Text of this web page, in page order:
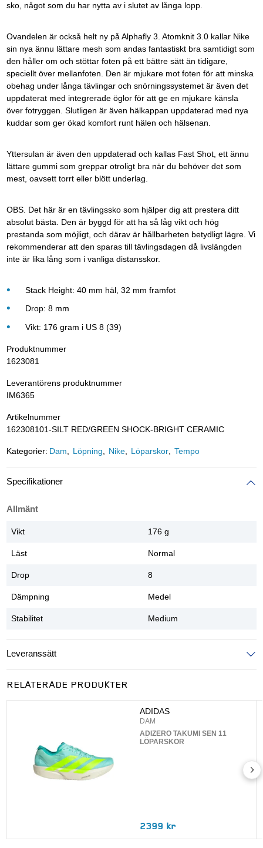
sko, något som du har nytta av i slutet av långa lopp.
Ovandelen är också helt ny på Alphafly 3. Atomknit 3.0 kallar Nike
sin nya ännu lättare mesh som andas fantastiskt bra samtidigt som
den håller om och stöttar foten på ett bättre sätt än tidigare,
speciellt över mellanfoten. Den är mjukare mot foten för att minska
obehag under långa tävlingar och snörningssystemet är även det
uppdaterat med integrerade öglor för att ge en mjukare känsla
över fotryggen. Slutligen är även hälkappan uppdaterad med nya
kuddar som ger ökad komfort runt hälen och hälsenan.
Yttersulan är även den uppdaterad och kallas Fast Shot, ett ännu
lättare gummi som greppar otroligt bra när du behöver det som
mest, oavsett torrt eller blött underlag.
OBS. Det här är en tävlingssko som hjälper dig att prestera ditt
absolut bästa. Den är byggd för att ha så låg vikt och hög
prestanda som möjligt, och därav är hållbarheten betydligt lägre. Vi
rekommenderar att den sparas till tävlingsdagen då livslängden
inte är lika lång som i vanliga distansskor.
Stack Height: 40 mm häl, 32 mm framfot
Drop: 8 mm
Vikt: 176 gram i US 8 (39)
Produktnummer
1623081
Leverantörens produktnummer
IM6365
Artikelnummer
162308101-SILT RED/GREEN SHOCK-BRIGHT CERAMIC
Kategorier: Dam Löpning Nike Löparskor Tempo
Specifikationer
Allmänt
Vikt 176 g
Läst Normal
Drop 8
Dämpning Medel
Stabilitet Medium
Leveranssätt
RELATERADE PRODUKTER
ADIDAS
DAM
ADIZERO TAKUMI SEN 11
LÖPARSKOR
2399 kr